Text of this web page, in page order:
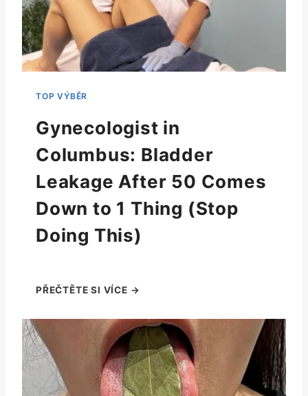
Gynecologist in
Columbus: Bladder
Leakage After 50 Comes
Down to 1 Thing (Stop
Doing This)